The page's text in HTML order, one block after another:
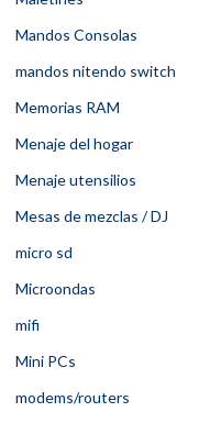
Mandos Consolas
mandos nitendo switch
Memorias RAM
Menaje del hogar
Menaje utensilios
Mesas de mezclas / DJ
micro sd
Microondas
mifi
Mini PCs
modems/routers